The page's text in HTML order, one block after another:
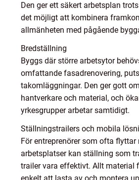
Den ger ett säkert arbetsplan
det möjligt att kombinera
allmänheten med pågående
Bredställning
Byggs där större arbetsytor
omfattande fasadrenovering,
takomläggningar. Den ger gott
hantverkare och material, och
yrkesgrupper arbetar samtidigt.
Ställningstrailers och mobila
För entreprenörer som ofta flyttar
arbetsplatser kan ställning som
trailer vara effektivt. Allt material